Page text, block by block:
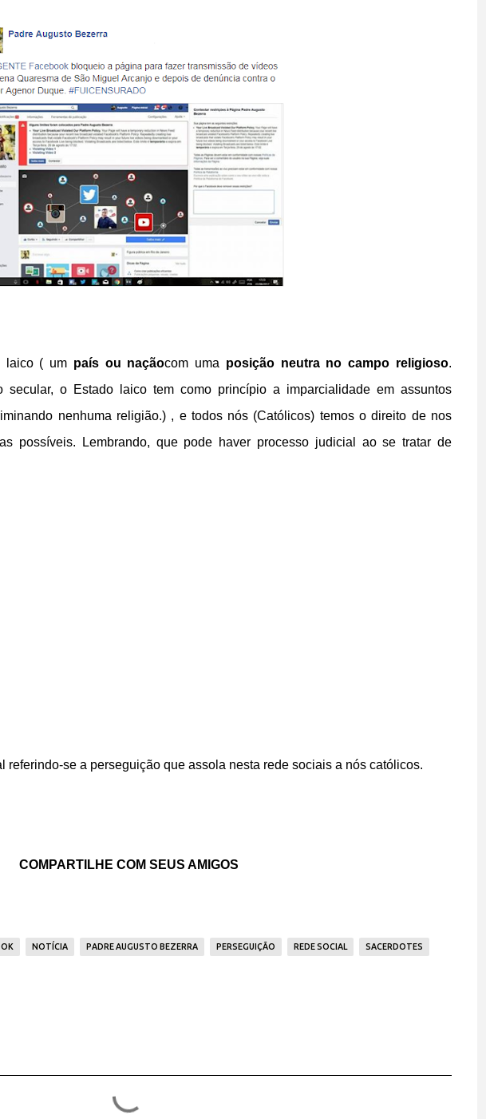
laico ( um país ou naçãocom uma posição neutra no campo religioso.
secular, o Estado laico tem como princípio a imparcialidade em assuntos
nenhuma religião.) , e todos nós (Católicos) temos o direito de nos
possíveis. Lembrando, que pode haver processo judicial ao se tratar de
referindo-se a perseguição que assola nesta rede sociais a nós católicos.
COMPARTILHE COM SEUS AMIGOS
NOTÍCIA PADRE AUGUSTO BEZERRA PERSEGUIÇÃO REDE SOCIAL SACERDOTES